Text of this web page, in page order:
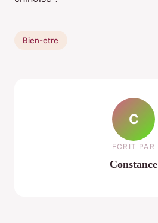
Bien-etre
C
ECRIT PAR
Constance